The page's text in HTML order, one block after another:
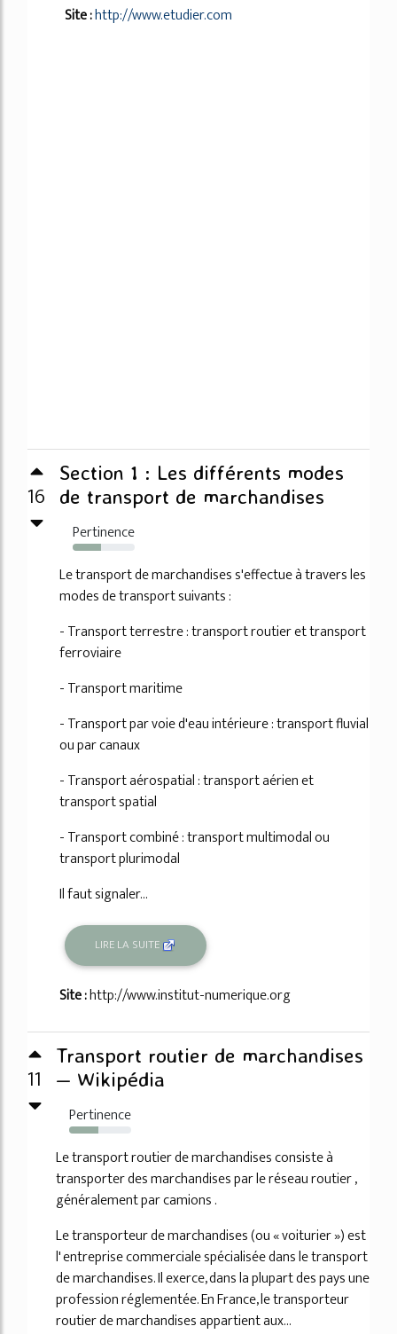
Site :http://www.etudier.com
16
Section 1 : Les différents modes
de transport de marchandises
Pertinence
45%
Le transport de marchandises s'effectue à travers les
modes de transport suivants :
- Transport terrestre : transport routier et transport
ferroviaire
- Transport maritime
- Transport par voie d'eau intérieure : transport fluvial
ou par canaux
- Transport aérospatial : transport aérien et
transport spatial
- Transport combiné : transport multimodal ou
transport plurimodal
Il faut signaler...
LIRE LA SUITE
Site :http://www.institut-numerique.org
11
Transport routier de marchandises
— Wikipédia
Pertinence
47%
Le transport routier de marchandises consiste à
transporter des marchandises par le réseau routier ,
généralement par camions .
Le transporteur de marchandises (ou « voiturier ») est
l' entreprise commerciale spécialisée dans le transport
de marchandises. Il exerce, dans la plupart des pays une
profession réglementée. En France, le transporteur
routier de marchandises appartient aux...